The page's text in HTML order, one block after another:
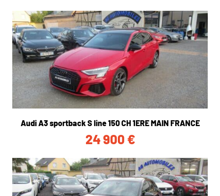
Audi A3 sportback S line 150 CH 1ERE MAIN FRANCE
24 900 €